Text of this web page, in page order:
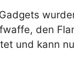
den
und kann